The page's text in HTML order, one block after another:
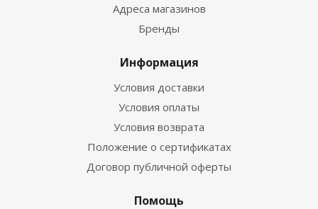
Адреса магазинов
Бренды
Информация
Условия доставки
Условия оплаты
Условия возврата
Положение о сертификатах
Договор публичной оферты
Помощь